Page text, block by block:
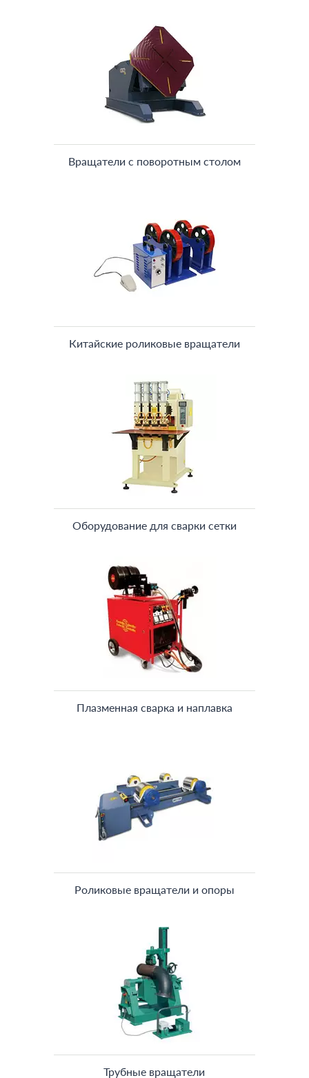
Вращатели с поворотным столом
Китайские роликовые вращатели
Оборудование для сварки сетки
Плазменная сварка и наплавка
Роликовые вращатели и опоры
Трубные вращатели